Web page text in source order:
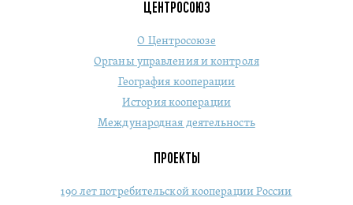
ЦЕНТРОСОЮЗ
О Центросоюзе
Органы управления и контроля
География кооперации
История кооперации
Международная деятельность
ПРОЕКТЫ
190 лет потребительской кооперации России